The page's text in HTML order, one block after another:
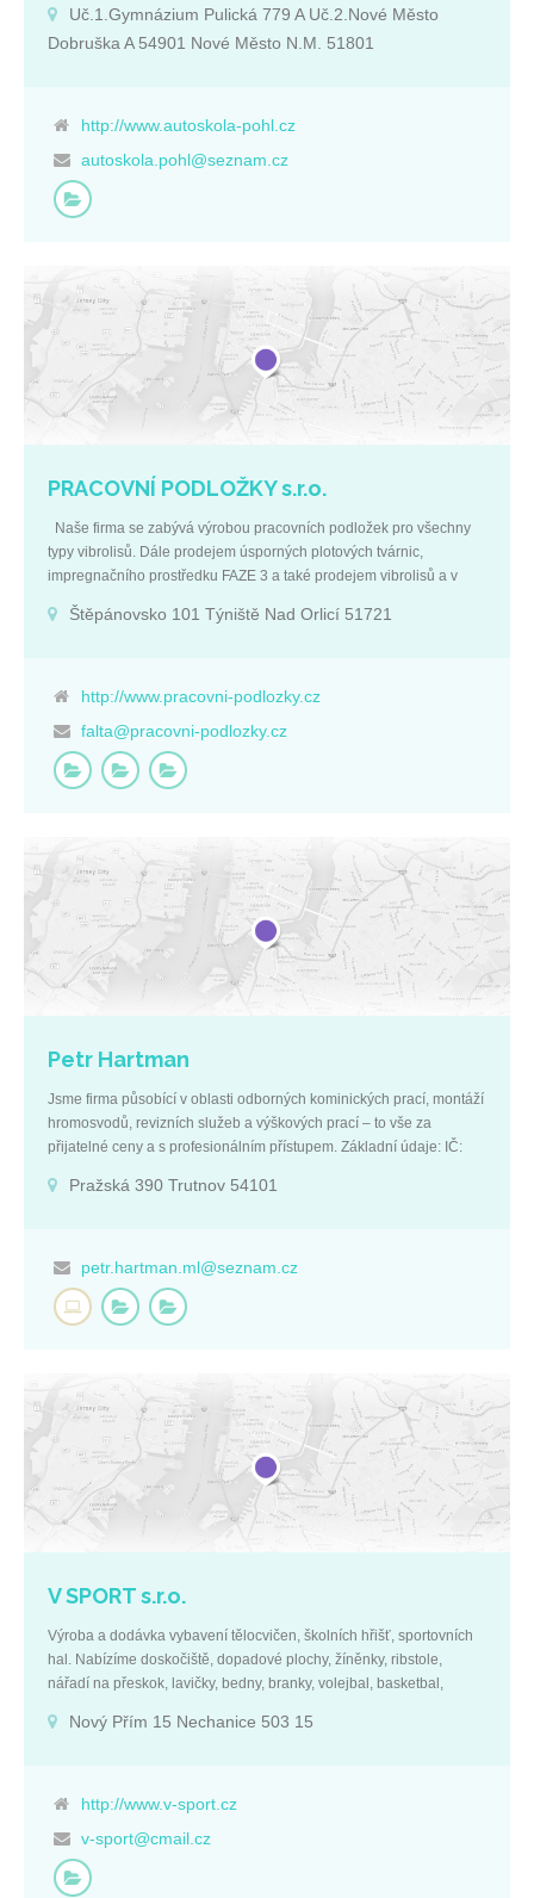
způsobilosti – C, CE, D, DE. Základní údaje: IČ: 13224689 DIČ:
CZ531126178 Královéhradecký kraj Uč.1.Gymnázium Pulická 779
Uč.1.Gymnázium Pulická 779 A Uč.2.Nové Město
Dobruška A 54901 Nové Město N.M. 51801
http://www.autoskola-pohl.cz
autoskola.pohl@seznam.cz
PRACOVNÍ PODLOŽKY s.r.o.
Naše firma se zabývá výrobou pracovních podložek pro všechny
typy vibrolisů. Dále prodejem úsporných plotových tvárnic,
impregnačního prostředku FAZE 3 a také prodejem vibrolisů a v
27504166 DIČ: CZ27504166 Královéhradecký kraj Štěpánovsko
Štěpánovsko 101 Týniště Nad Orlicí 51721
http://www.pracovni-podlozky.cz
falta@pracovni-podlozky.cz
Petr Hartman
Jsme firma působící v oblasti odborných kominických prací, montáží
hromosvodů, revizních služeb a výškových prací – to vše za
přijatelné ceny a s profesionálním přístupem. Základní údaje: IČ:
Trutnov 54101
Pražská 390 Trutnov 54101
petr.hartman.ml@seznam.cz
V SPORT s.r.o.
Výroba a dodávka vybavení tělocvičen, školních hřišť, sportovních
hal. Nabízíme doskočiště, dopadové plochy, žíněnky, ribstole,
nářadí na přeskok, lavičky, bedny, branky, volejbal, basketbal,
údaje: IČ: 27497895 DIČ: CZ27497895 Královéhradecký kraj Nový
Nový Přím 15 Nechanice 503 15
http://www.v-sport.cz
v-sport@cmail.cz